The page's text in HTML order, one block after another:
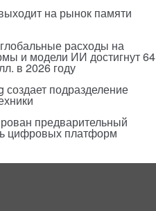
на рынок памяти
расходы на
и модели ИИ достигнут 64
в 2026 году
создает подразделение
предварительный
цифровых платформ